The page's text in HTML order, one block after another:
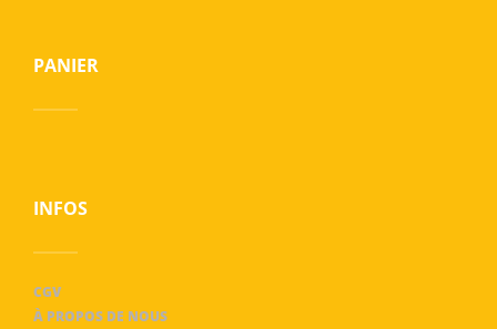
PANIER
INFOS
CGV
À PROPOS DE NOUS